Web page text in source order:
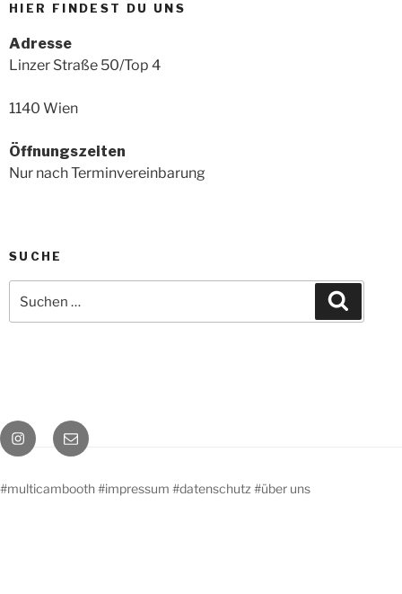
HIER FINDEST DU UNS
Adresse
Linzer Straße 50/Top 4
1140 Wien
Öffnungszeiten
Nur nach Terminvereinbarung
SUCHE
nach:
Instagram
E-
Mail
#multicambooth#impressum #datenschutz #über uns